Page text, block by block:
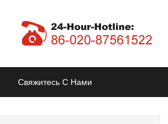
Свяжитесь С Нами